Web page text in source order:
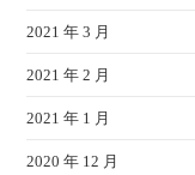
2021 年 3 月
2021 年 2 月
2021 年 1 月
2020 年 12 月